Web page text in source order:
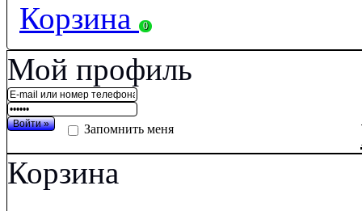
Корзина 0
Мой профиль
Запомнить меня
Корзина